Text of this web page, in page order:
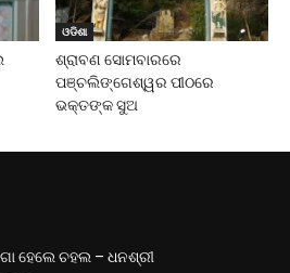
ଓଡିଶା
ଶ୍ରାବଣ ସୋମବାରରେ
ପଞ୍ଚଲିଙ୍ଗେଶ୍ୱର ପୀଠରେ
ଭକ୍ତଙ୍କ ସୁଅ
ହେଲେ ଚହଲ – ଧନଶ୍ରୀ